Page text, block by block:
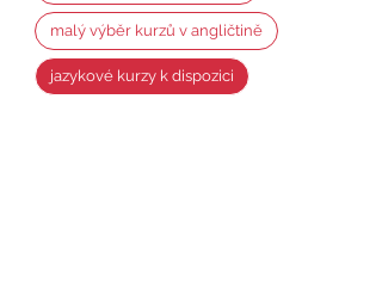
malý výběr kurzů v angličtině
jazykové kurzy k dispozici